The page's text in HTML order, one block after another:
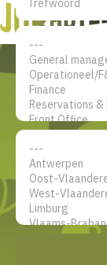
De